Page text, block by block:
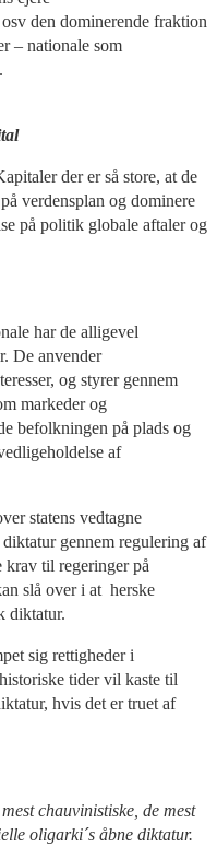
den dominerende fraktion
– nationale som
der er så store, at de
verdensplan og dominere
på politik globale aftaler og
har de alligevel
De anvender
og styrer gennem
markeder og
befolkningen på plads og
af
statens vedtagne
gennem regulering af
krav til regeringer på
slå over i at herske
diktatur.
sig rettigheder i
tider vil kaste til
hvis det er truet af
chauvinistiske, de mest
oligarki´s åbne diktatur.